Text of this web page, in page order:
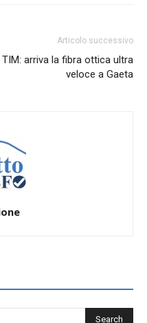
Articolo successivo
TIM: arriva la fibra ottica ultra
veloce a Gaeta